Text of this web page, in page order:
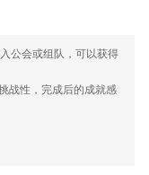
的简单直接。
息。方便提起准确的诉
借和还。
学习
公会或组队，可以获得
战性，完成后的成就感